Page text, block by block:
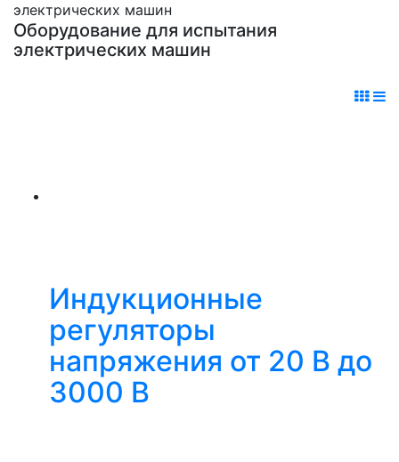
электрических машин
Оборудование для испытания
электрических машин
Индукционные
регуляторы
напряжения от 20 В до
3000 В